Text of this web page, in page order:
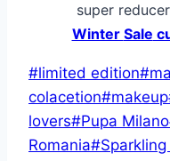
super
Winter Sale
Post
Tags:
#limited edition#
colacetion#makeup
lovers#Pupa Milano
Romania#